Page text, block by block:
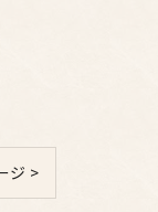
ジ >